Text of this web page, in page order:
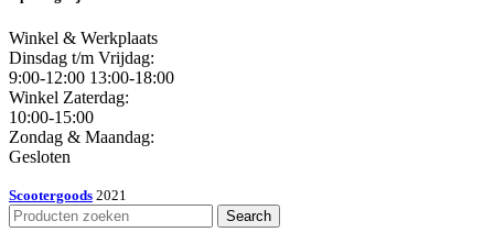
Winkel & Werkplaats
Dinsdag t/m Vrijdag:
9:00-12:00 13:00-18:00
Winkel Zaterdag:
10:00-15:00
Zondag & Maandag:
Gesloten
Scootergoods 2021
Search